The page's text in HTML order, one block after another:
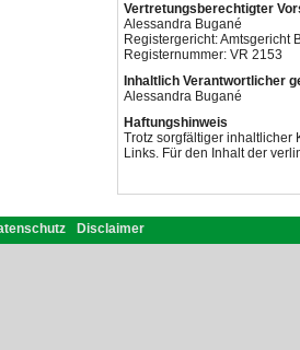
Vertretungsberechtigter
Alessandra Bugané
Registergericht: Amtsgericht
Registernummer: VR 2153
Inhaltlich Verantwortlicher
Alessandra Bugané
Haftungshinweis
Trotz sorgfältiger inhaltlicher
Links. Für den Inhalt der
Disclaimer